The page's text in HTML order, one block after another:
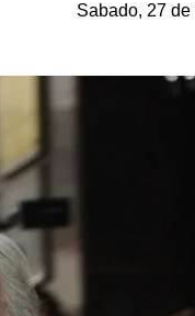
Sabado, 27